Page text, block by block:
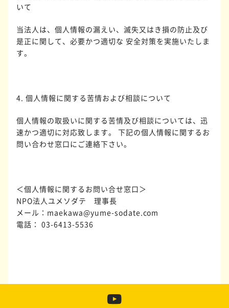
いて
当法人は、個人情報の漏えい、滅失又はき損の防止及び
是正に関して、必要かつ適切な 安全対策を実施いたしま
す。
4. 個人情報に関する苦情および相談について
個人情報の取扱いに関する苦情及び相談については、迅
速かつ適切に対応致します。 下記の個人情報に関するお
問い合わせ窓口にご連絡下さい。
＜個人情報に関するお問い合せ窓口＞
NPO法人ユメソダテ 理事長
メール：maekawa@yume-sodate.com
電話： 03-6413-5536